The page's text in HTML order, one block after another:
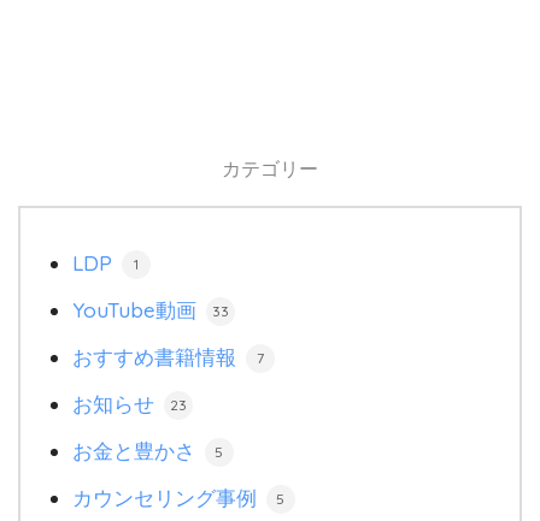
カテゴリー
LDP 1
YouTube動画 33
おすすめ書籍情報 7
お知らせ 23
お金と豊かさ 5
カウンセリング事例 5